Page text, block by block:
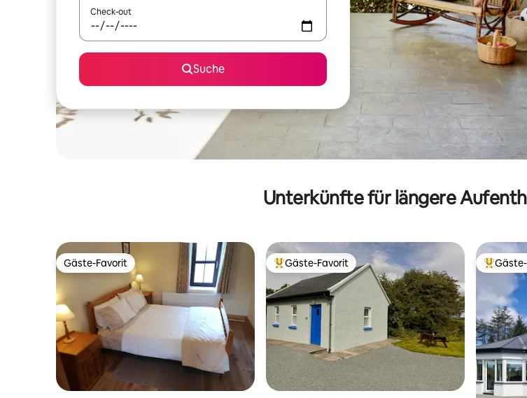
Check-out
Suche
Unterkünfte für längere
Gäste-Favorit
Gäste-Favorit Beliebter Gäste-Favorit.
Gäste-Favorit Beliebter